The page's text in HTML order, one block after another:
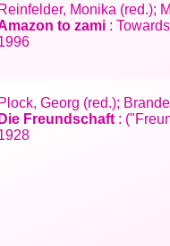
Reinfelder, Monika (red.);
to zami :
Plock, Georg (red.);
Die Freundschaft :